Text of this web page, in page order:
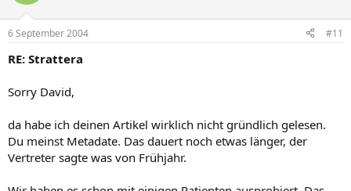
6 September 2004 #11
RE: Strattera
Sorry David,
da habe ich deinen Artikel wirklich nicht gründlich gelesen.
Du meinst Metadate. Das dauert noch etwas länger, der
Vertreter sagte was von Frühjahr.